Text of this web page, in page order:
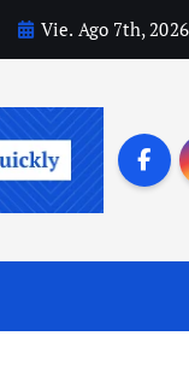
Vie. Ago 7th, 2026